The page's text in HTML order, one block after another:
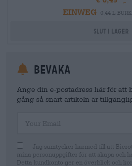
EINWEG
0,44 L
Slut i lager
Bevaka
Ange din e-postadress här för att
gång så snart artikeln är
Jag samtycker härmed till att
mina personuppgifter för att skapa och
Detta kundkonto ger en överblick och